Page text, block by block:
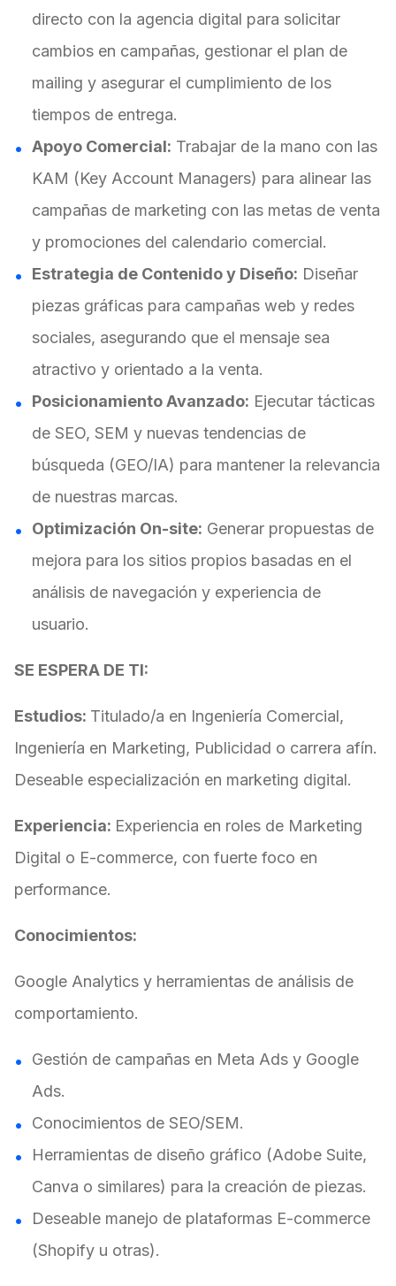
directo con la agencia digital para solicitar
cambios en campañas, gestionar el plan de
mailing y asegurar el cumplimiento de los
tiempos de entrega.
Apoyo Comercial: Trabajar de la mano con las
KAM (Key Account Managers) para alinear las
campañas de marketing con las metas de venta
y promociones del calendario comercial.
Estrategia de Contenido y Diseño: Diseñar
piezas gráficas para campañas web y redes
sociales, asegurando que el mensaje sea
atractivo y orientado a la venta.
Posicionamiento Avanzado: Ejecutar tácticas
de SEO, SEM y nuevas tendencias de
búsqueda (GEO/IA) para mantener la relevancia
de nuestras marcas.
Optimización On-site: Generar propuestas de
mejora para los sitios propios basadas en el
análisis de navegación y experiencia de
usuario.
SE ESPERA DE TI:
Estudios: Titulado/a en Ingeniería Comercial,
Ingeniería en Marketing, Publicidad o carrera afín.
Deseable especialización en marketing digital.
Experiencia: Experiencia en roles de Marketing
Digital o E-commerce, con fuerte foco en
performance.
Conocimientos:
Google Analytics y herramientas de análisis de
comportamiento.
Gestión de campañas en Meta Ads y Google
Ads.
Conocimientos de SEO/SEM.
Herramientas de diseño gráfico (Adobe Suite,
Canva o similares) para la creación de piezas.
Deseable manejo de plataformas E-commerce
(Shopify u otras).